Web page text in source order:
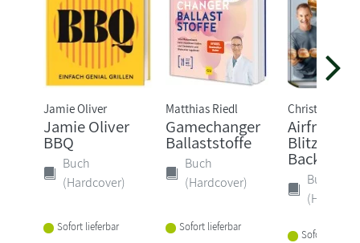
Jamie Oliver
Jamie Oliver
BBQ
Buch
(Hardcover)
Sofort lieferbar
Matthias Riedl
Gamechanger
Ballaststoffe
Buch
(Hardcover)
Sofort lieferbar
Christian
Airfryer-
Backen
Buch
Sofort